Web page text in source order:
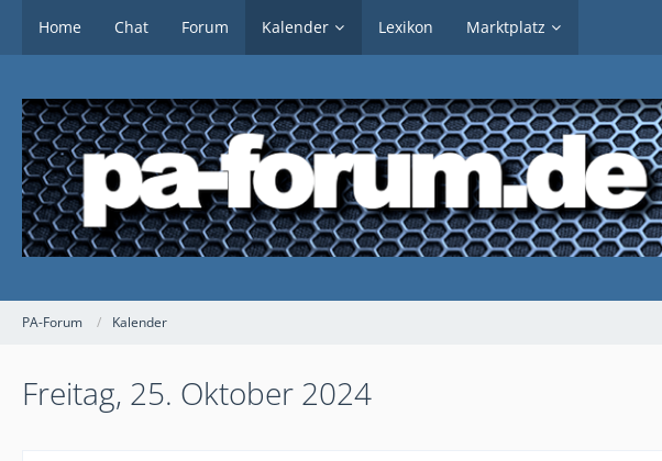
Home Chat Forum Kalender Lexikon Marktplatz
PA-Forum Kalender
Freitag, 25. Oktober 2024